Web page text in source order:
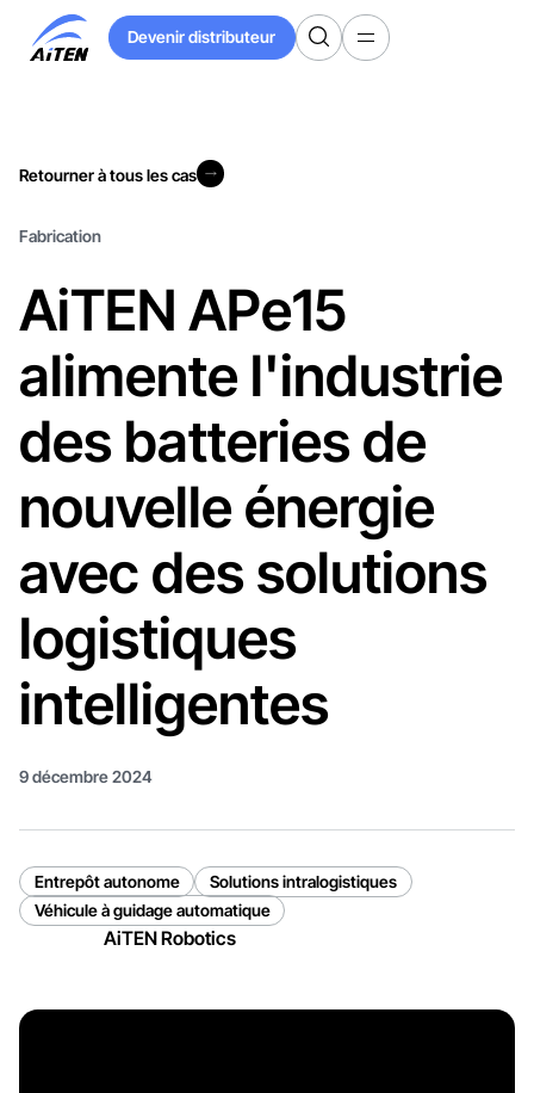
Main
Devenir distributeur
Devenir distributeur
Retourner à tous les cas
Fabrication
AiTEN APe15
alimente l'industrie
des batteries de
nouvelle énergie
avec des solutions
logistiques
intelligentes
9 décembre 2024
Entrepôt autonome
Solutions intralogistiques
Véhicule à guidage automatique
AiTEN Robotics